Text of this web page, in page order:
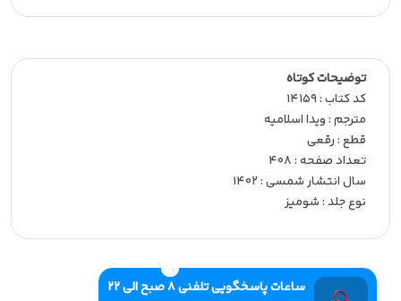
توضیحات کوتاه
کد کتاب : 14159
مترجم : ویدا اسلامیه
قطع : رقعی
تعداد صفحه : 408
سال انتشار شمسی : 1402
نوع جلد : شومیز
ساعات پاسخگویی تلفنی 8 صبح الی 22